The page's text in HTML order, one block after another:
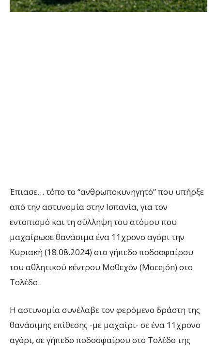
Έπιασε… τόπο το “ανθρωποκυνηγητό” που υπήρξε
από την αστυνομία στην Ισπανία, για τον
εντοπισμό και τη σύλληψη του ατόμου που
μαχαίρωσε θανάσιμα ένα 11χρονο αγόρι την
Κυριακή (18.08.2024) στο γήπεδο ποδοσφαίρου
του αθλητικού κέντρου Μοθεχόν (Mocejón) στο
Τολέδο.
Η αστυνομία συνέλαβε τον φερόμενο δράστη της
θανάσιμης επίθεσης -με μαχαίρι- σε ένα 11χρονο
αγόρι, σε γήπεδο ποδοσφαίρου στο Τολέδο της